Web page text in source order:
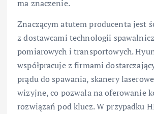
ma znaczenie.
Znaczącym atutem producenta jest
z dostawcami technologii
pomiarowych i transportowych.
współpracuje z firmami
prądu do spawania, skanery
wizyjne, co pozwala na oferowanie
rozwiązań pod klucz. W przypadku